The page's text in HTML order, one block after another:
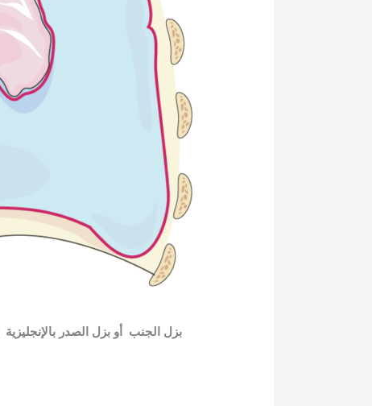
بزل الجنب أو بزل الصدر بالإنجليزية